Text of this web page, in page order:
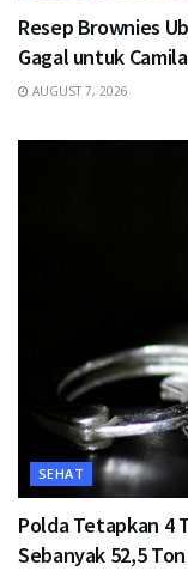
Resep Brownies
Gagal untuk
AUGUST 7, 2026
SEHAT
Polda Tetapkan 4
Sebanyak 52,5